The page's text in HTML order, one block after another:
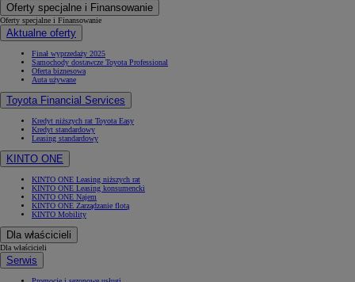
Oferty specjalne i Finansowanie
Oferty specjalne i Finansowanie
Aktualne oferty
Finał wyprzedaży 2025
Samochody dostawcze Toyota Professional
Oferta biznesowa
Auta używane
Toyota Financial Services
Kredyt niższych rat Toyota Easy
Kredyt standardowy
Leasing standardowy
KINTO ONE
KINTO ONE Leasing niższych rat
KINTO ONE Leasing konsumencki
KINTO ONE Najem
KINTO ONE Zarządzanie flotą
KINTO Mobility
Dla właścicieli
Dla właścicieli
Serwis